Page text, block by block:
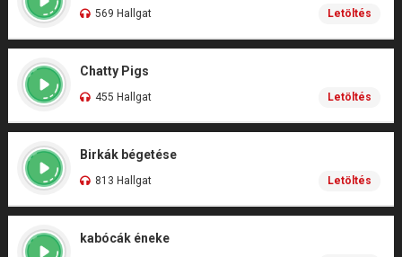
569 Hallgat Letöltés
Chatty Pigs
455 Hallgat Letöltés
Birkák bégetése
813 Hallgat Letöltés
kabócák éneke